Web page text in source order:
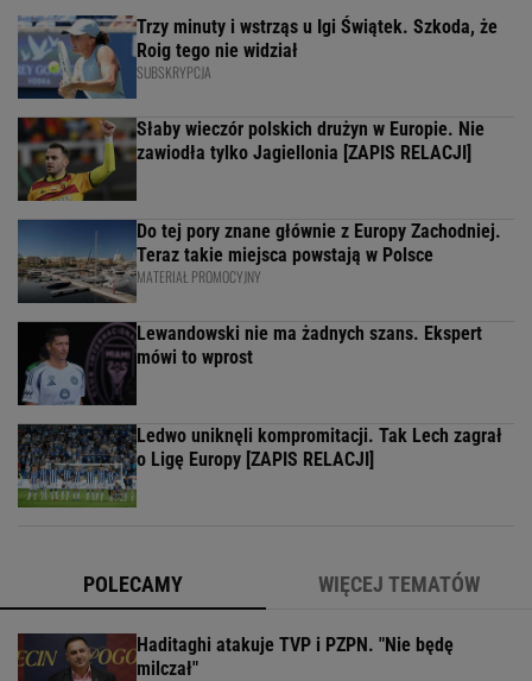
Trzy minuty i wstrząs u Igi Świątek. Szkoda, że
Roig tego nie widział
SUBSKRYPCJA
Słaby wieczór polskich drużyn w Europie. Nie
zawiodła tylko Jagiellonia [ZAPIS RELACJI]
Do tej pory znane głównie z Europy Zachodniej.
Teraz takie miejsca powstają w Polsce
MATERIAŁ PROMOCYJNY
Lewandowski nie ma żadnych szans. Ekspert
mówi to wprost
Ledwo uniknęli kompromitacji. Tak Lech zagrał
o Ligę Europy [ZAPIS RELACJI]
POLECAMY WIĘCEJ TEMATÓW
Haditaghi atakuje TVP i PZPN. "Nie będę
milczał"